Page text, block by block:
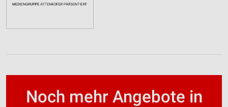
Noch mehr Angebote in